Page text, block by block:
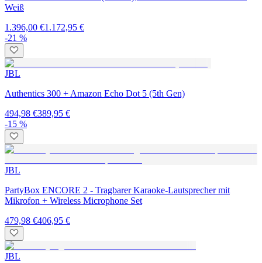
Weiß
1.396,00 €1.172,95 €
-21 %
JBL
Authentics 300 + Amazon Echo Dot 5 (5th Gen)
494,98 €389,95 €
-15 %
JBL
PartyBox ENCORE 2 - Tragbarer Karaoke-Lautsprecher mit
Mikrofon + Wireless Microphone Set
479,98 €406,95 €
JBL